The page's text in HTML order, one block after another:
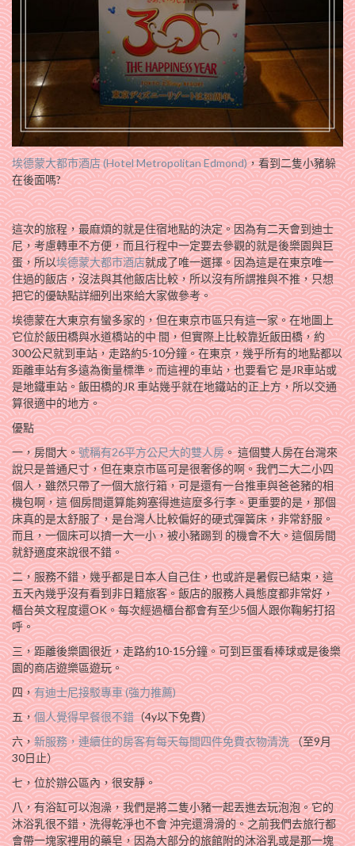
埃德蒙大都市酒店 (Hotel Metropolitan Edmond)，看到二隻小豬躲
在後面嗎?
這次的旅程，最麻煩的就是住宿地點的決定。因為有二天會到迪士
尼，考慮轉車不方便，而且行程中一定要去參觀的就是後樂園與巨
蛋，所以埃德蒙大都市酒店就成了唯一選擇。因為這是在東京唯一
住過的飯店，沒法與其他飯店比較，所以沒有所謂推與不推，只想
把它的優缺點詳細列出來給大家做參考。
埃德蒙在大東京有蠻多家的，但在東京市區只有這一家。在地圖上
它位於飯田橋與水道橋站的中 間，但實際上比較靠近飯田橋，約
300公尺就到車站，走路約5-10分鐘。在東京，幾乎所有的地點都以
距離車站有多遠為衡量標準。而這裡的車站，也要看它 是JR車站或
是地鐵車站。飯田橋的JR 車站幾乎就在地鐵站的正上方，所以交通
算很適中的地方。
優點
一，房間大。號稱有26平方公尺大的雙人房。 這個雙人房在台灣來
說只是普通尺寸，但在東京市區可是很奢侈的啊。我們二大二小四
個人，雖然只帶了一個大旅行箱，可是還有一台推車與爸爸豬的相
機包啊，這 個房間還算能夠塞得進這麼多行李。更重要的是，那個
床真的是太舒服了，是台灣人比較偏好的硬式彈簧床，非常舒服。
而且，一個床可以擠一大一小，被小豬踢到 的機會不大。這個房間
就舒適度來說很不錯。
二，服務不錯，幾乎都是日本人自己住，也或許是暑假已結束，這
五天內幾乎沒有看到非日籍旅客。飯店的服務人員態度都非常好，
櫃台英文程度還OK。每次經過櫃台都會有至少5個人跟你鞠躬打招
呼。
三，距離後樂園很近，走路約10-15分鐘。可到巨蛋看棒球或是後樂
園的商店遊樂區遊玩。
四，有迪士尼接駁專車 (強力推薦)
五，個人覺得早餐很不錯（4y以下免費）
六，新服務，連續住的房客有每天每間四件免費衣物清洗（至9月
30日止）
七，位於辦公區內，很安靜。
八，有浴缸可以泡澡，我們是將二隻小豬一起丟進去玩泡泡。它的
沐浴乳很不錯，洗得乾淨也不會 沖完還滑滑的。之前我們去旅行都
會帶一塊家裡用的藥皂，因為大部分的旅館附的沐浴乳或是那一塊